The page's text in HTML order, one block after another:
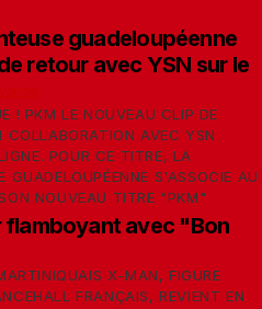
guadeloupéenne
retour avec YSN sur le
! PKM LE NOUVEAU CLIP DE
COLLABORATION AVEC YSN
POUR CE TITRE, LA
GUADELOUPÉENNE S'ASSOCIE AU
NOUVEAU TITRE "PKM"
flamboyant avec "Bon
X-MAN, FIGURE
FRANÇAIS, REVIENT EN